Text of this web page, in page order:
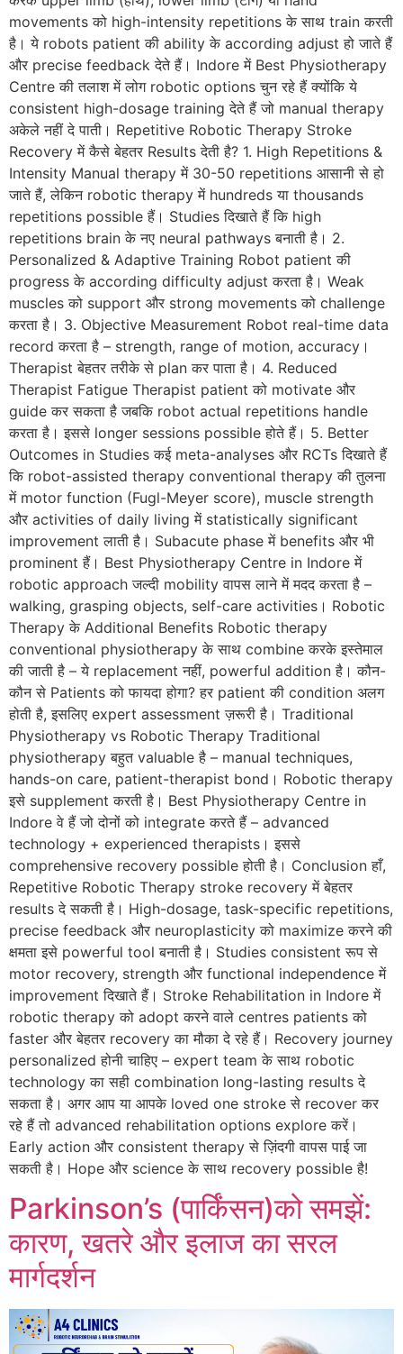
movements को high-intensity repetitions के साथ train करती
है। ये robots patient की ability के according adjust हो जाते हैं
और precise feedback देते हैं। Indore में Best Physiotherapy
Centre की तलाश में लोग robotic options चुन रहे हैं क्योंकि ये
consistent high-dosage training देते हैं जो manual therapy
अकेले नहीं दे पाती। Repetitive Robotic Therapy Stroke
Recovery में कैसे बेहतर Results देती है? 1. High Repetitions &
Intensity Manual therapy में 30-50 repetitions आसानी से हो
जाते हैं, लेकिन robotic therapy में hundreds या thousands
repetitions possible हैं। Studies दिखाते हैं कि high
repetitions brain के नए neural pathways बनाती है। 2.
Personalized & Adaptive Training Robot patient की
progress के according difficulty adjust करता है। Weak
muscles को support और strong movements को challenge
करता है। 3. Objective Measurement Robot real-time data
record करता है – strength, range of motion, accuracy।
Therapist बेहतर तरीके से plan कर पाता है। 4. Reduced
Therapist Fatigue Therapist patient को motivate और
guide कर सकता है जबकि robot actual repetitions handle
करता है। इससे longer sessions possible होते हैं। 5. Better
Outcomes in Studies कई meta-analyses और RCTs दिखाते हैं
कि robot-assisted therapy conventional therapy की तुलना
में motor function (Fugl-Meyer score), muscle strength
और activities of daily living में statistically significant
improvement लाती है। Subacute phase में benefits और भी
prominent हैं। Best Physiotherapy Centre in Indore में
robotic approach जल्दी mobility वापस लाने में मदद करता है –
walking, grasping objects, self-care activities। Robotic
Therapy के Additional Benefits Robotic therapy
conventional physiotherapy के साथ combine करके इस्तेमाल
की जाती है – ये replacement नहीं, powerful addition है। कौन-
कौन से Patients को फायदा होगा? हर patient की condition अलग
होती है, इसलिए expert assessment ज़रूरी है। Traditional
Physiotherapy vs Robotic Therapy Traditional
physiotherapy बहुत valuable है – manual techniques,
hands-on care, patient-therapist bond। Robotic therapy
इसे supplement करती है। Best Physiotherapy Centre in
Indore वे हैं जो दोनों को integrate करते हैं – advanced
technology + experienced therapists। इससे
comprehensive recovery possible होती है। Conclusion हाँ,
Repetitive Robotic Therapy stroke recovery में बेहतर
results दे सकती है। High-dosage, task-specific repetitions,
precise feedback और neuroplasticity को maximize करने की
क्षमता इसे powerful tool बनाती है। Studies consistent रूप से
motor recovery, strength और functional independence में
improvement दिखाते हैं। Stroke Rehabilitation in Indore में
robotic therapy को adopt करने वाले centres patients को
faster और बेहतर recovery का मौका दे रहे हैं। Recovery journey
personalized होनी चाहिए – expert team के साथ robotic
technology का सही combination long-lasting results दे
सकता है। अगर आप या आपके loved one stroke से recover कर
रहे हैं तो advanced rehabilitation options explore करें।
Early action और consistent therapy से ज़िंदगी वापस पाई जा
सकती है। Hope और science के साथ recovery possible है!
Parkinson’s (पार्किंसन)को समझें:
कारण, खतरे और इलाज का सरल
मार्गदर्शन